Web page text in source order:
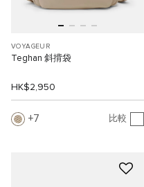
VOYAGEUR
Teghan 斜揹袋
HK$2,950
7 比較